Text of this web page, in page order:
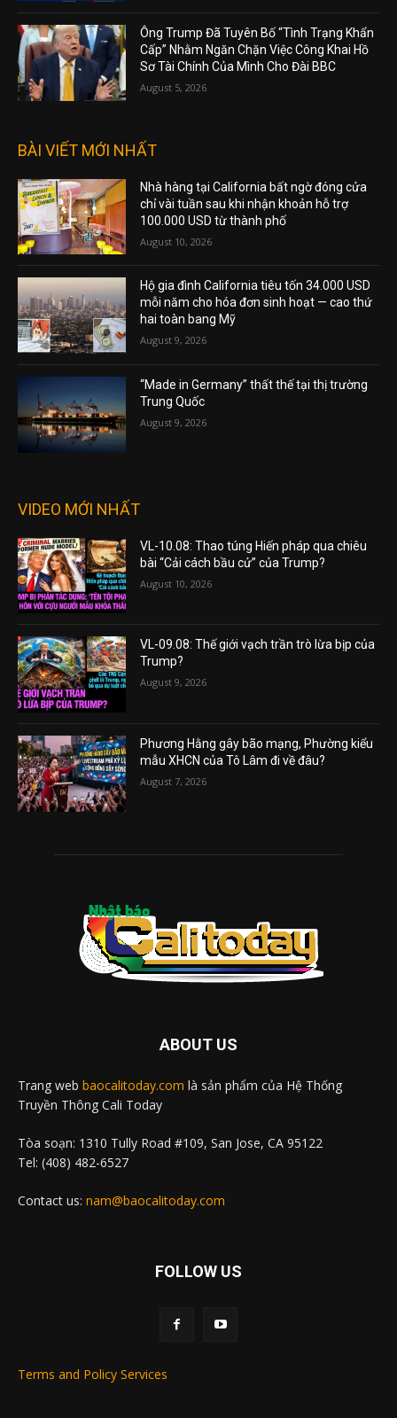
Ông Trump Đã Tuyên Bố “Tình Trạng Khẩn
Cấp” Nhằm Ngăn Chặn Việc Công Khai Hồ
Sơ Tài Chính Của Mình Cho Đài BBC
August 5, 2026
BÀI VIẾT MỚI NHẤT
Nhà hàng tại California bất ngờ đóng cửa
chỉ vài tuần sau khi nhận khoản hỗ trợ
100.000 USD từ thành phố
August 10, 2026
Hộ gia đình California tiêu tốn 34.000 USD
mỗi năm cho hóa đơn sinh hoạt — cao thứ
hai toàn bang Mỹ
August 9, 2026
“Made in Germany” thất thế tại thị trường
Trung Quốc
August 9, 2026
VIDEO MỚI NHẤT
VL-10.08: Thao túng Hiến pháp qua chiêu
bài “Cải cách bầu cử” của Trump?
August 10, 2026
VL-09.08: Thế giới vạch trần trò lừa bịp của
Trump?
August 9, 2026
Phương Hằng gây bão mạng, Phường kiểu
mẫu XHCN của Tô Lâm đi về đâu?
August 7, 2026
ABOUT US
Trang web baocalitoday.com là sản phẩm của Hệ Thống
Truyền Thông Cali Today
Tòa soạn: 1310 Tully Road #109, San Jose, CA 95122
Tel: (408) 482-6527
Contact us: nam@baocalitoday.com
FOLLOW US
Terms and Policy Services